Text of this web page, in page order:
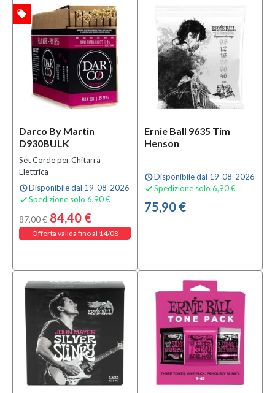
Colore
Argento
Grigio
(28)
Naturale
MOSTRA
TUTTI
Confezione
Set 6
(5)
Set
(7)
3
pezzi
(6)
MOSTRA
TUTTI
Finitura
Darco By Martin
D930BULK
Set Corde per Chitarra
Elettrica
scheduleDisponibile dal 19-08-2026
 Spedizione solo 6,90 €
87,00 € 84,40 €
Offerta valida fino al 14/08
local_offer
Ernie Ball 9635 Tim
Henson
scheduleDisponibile dal 19-08-2026
 Spedizione solo 6,90 €
75,90 €